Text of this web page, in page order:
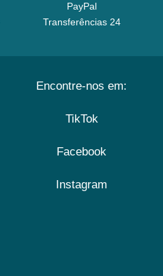
PayPal
Transferências 24
Encontre-nos em:
TikTok
Facebook
Instagram